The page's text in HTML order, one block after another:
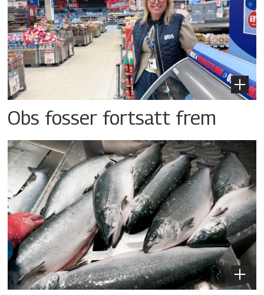
Obs fosser fortsatt frem